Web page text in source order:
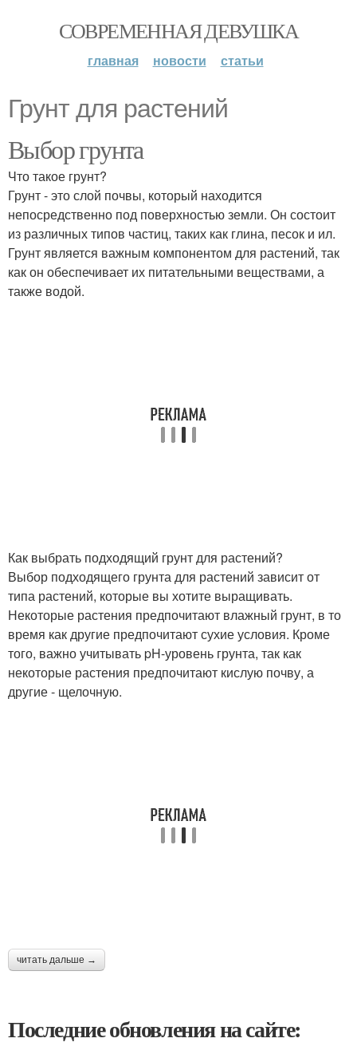
СОВРЕМЕННАЯ ДЕВУШКА
главная новости статьи
Грунт для растений
Выбор грунта
Что такое грунт?
Грунт - это слой почвы, который находится
непосредственно под поверхностью земли. Он состоит
из различных типов частиц, таких как глина, песок и ил.
Грунт является важным компонентом для растений, так
как он обеспечивает их питательными веществами, а
также водой.
Как выбрать подходящий грунт для растений?
Выбор подходящего грунта для растений зависит от
типа растений, которые вы хотите выращивать.
Некоторые растения предпочитают влажный грунт, в то
время как другие предпочитают сухие условия. Кроме
того, важно учитывать pH-уровень грунта, так как
некоторые растения предпочитают кислую почву, а
другие - щелочную.
читать дальше →
Последние обновления на сайте: